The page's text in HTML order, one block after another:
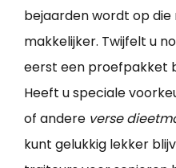
bejaarden wordt op die
makkelijker. Twijfelt u
eerst een proefpakket
Heeft u speciale
of andere verse
kunt gelukkig lekker